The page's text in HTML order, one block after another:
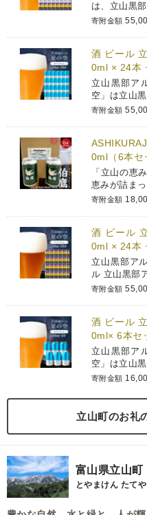
は、立山黒
寄附金額
酒 ビール
0ml × 24本
立山黒部ア
空」は立山
寄附金額
0ml（6本セ
「立山の恵
恵みが詰ま
寄附金額
酒 ビール
0ml × 24本
立山黒部ア
ル 立山黒部
寄附金額
酒 ビール
0ml× 6本セ
立山黒部ア
空」は立山
寄附金額
立山町のお礼
富山県立山町
とやまけん たて